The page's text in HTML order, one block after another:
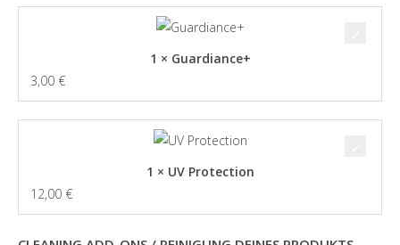
1 × Guardiance+
3,00 €
1 × UV Protection
12,00 €